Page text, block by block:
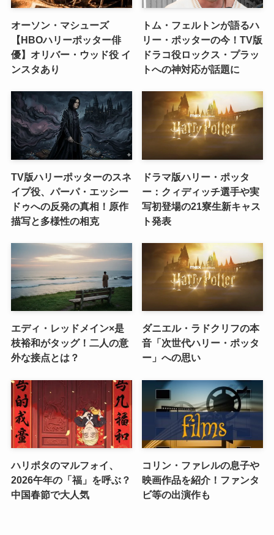
オーソン・マシューズ
【HBOハリーポッター俳
優】オリバー・ウッド役 イ
ンスタあり
トム・フェルトンが語るハ
リー・ポッターの今！TV版
ドラコ役ロックス・プラッ
トへの神対応が話題に
TV版ハリーポッターのスネ
イプ役、パーパ・エッシー
ドゥへの反発の真相！原作
描写と多様性の相克
ドラマ版ハリー・ポッタ
ー：クィディッチ選手や実
写初登場の21寮生新キャス
ト発表
エディ・レッドメイン×是
枝裕和がタッグ！二人の意
外な接点とは？
ダニエル・ラドクリフの本
音「次世代ハリー・ポッタ
ー」への思い
ハリポタのマルフォイ、
2026午年の「福」を呼ぶ？
中国春節で大人気
コリン・ファレルの息子や
映画作品を紹介！ファンタ
ビ等の出演作も